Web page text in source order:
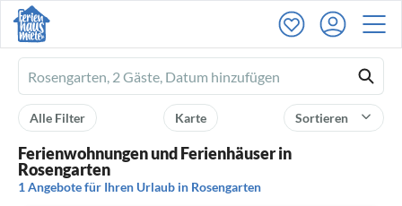
Ferienhausmiete
logo
Sortieren
Karte
Alle Filter
Ferienwohnungen und Ferienhäuser in
Rosengarten
1 Angebote für Ihren Urlaub in Rosengarten